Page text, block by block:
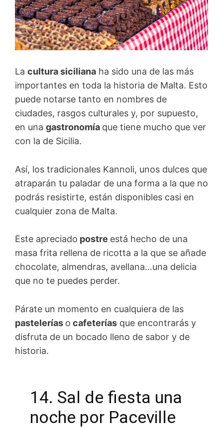
La cultura siciliana ha sido una de las más
importantes en toda la historia de Malta. Esto
puede notarse tanto en nombres de
ciudades, rasgos culturales y, por supuesto,
en una gastronomía que tiene mucho que ver
con la de Sicilia.
Así, los tradicionales Kannoli, unos dulces que
atraparán tu paladar de una forma a la que no
podrás resistirte, están disponibles casi en
cualquier zona de Malta.
Este apreciado postre está hecho de una
masa frita rellena de ricotta a la que se añade
chocolate, almendras, avellana…una delicia
que no te puedes perder.
Párate un momento en cualquiera de las
pastelerías o cafeterías que encontrarás y
disfruta de un bocado lleno de sabor y de
historia.
14. Sal de fiesta una
noche por Paceville